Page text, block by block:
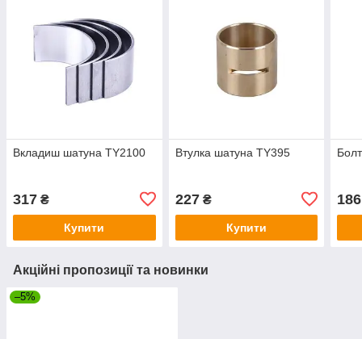
Вкладиш шатуна TY2100
317 ₴
Купити
Втулка шатуна TY395
227₴
Купити
186
Акційні пропозиції та новинки
–5%